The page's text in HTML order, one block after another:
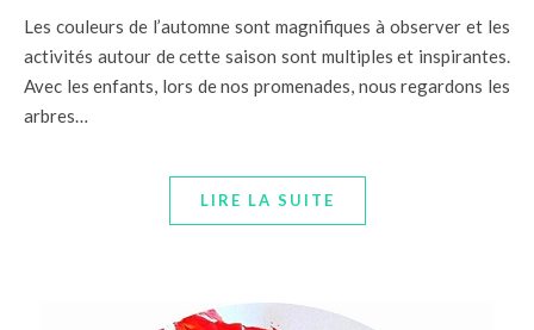
Les couleurs de l’automne sont magnifiques à observer et les
activités autour de cette saison sont multiples et inspirantes.
Avec les enfants, lors de nos promenades, nous regardons les
arbres…
LIRE LA SUITE